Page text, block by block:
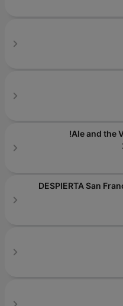
Ale and the
DESPIERTA San